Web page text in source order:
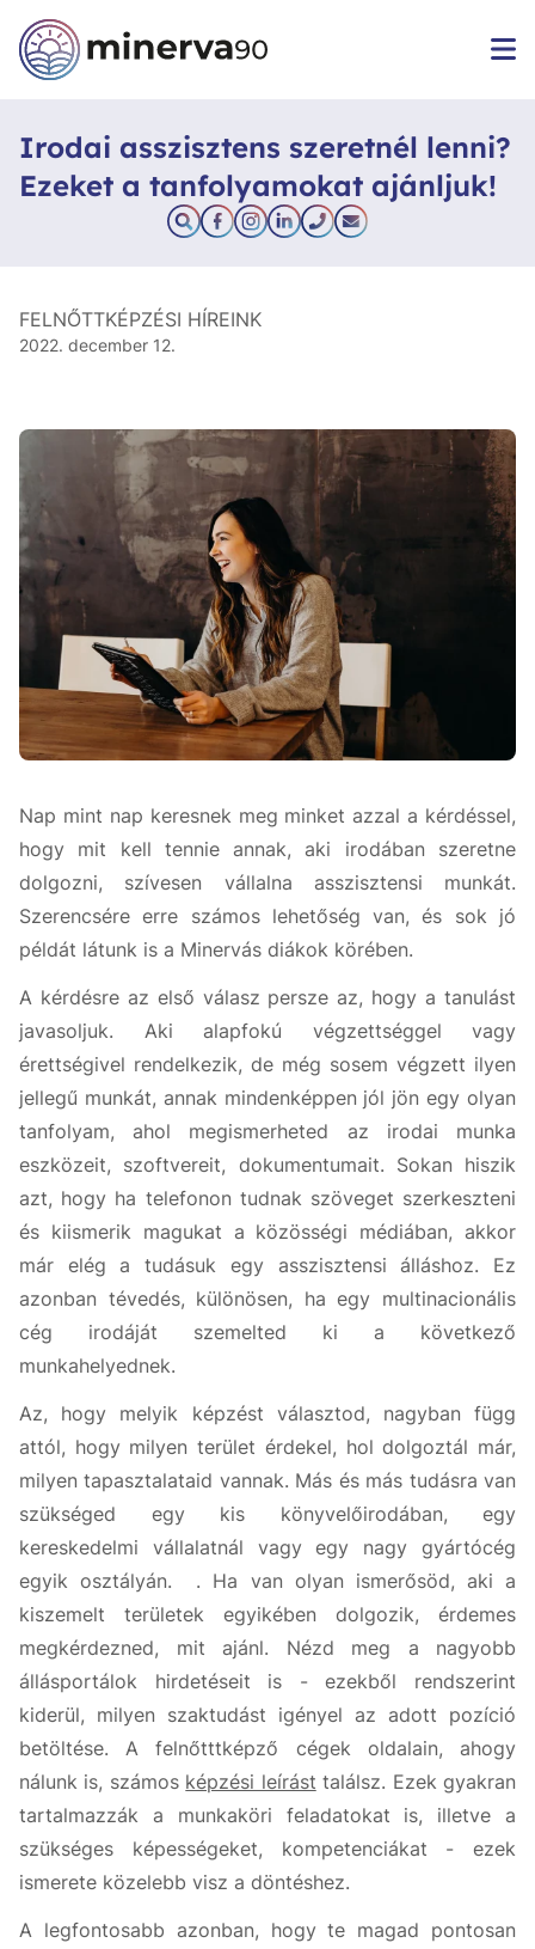
Irodai asszisztens szeretnél lenni?
Ezeket a tanfolyamokat ajánljuk!
FELNŐTTKÉPZÉSI HÍREINK
2022. december 12.
Nap mint nap keresnek meg minket azzal a kérdéssel,
hogy mit kell tennie annak, aki irodában szeretne
dolgozni, szívesen vállalna asszisztensi munkát.
Szerencsére erre számos lehetőség van, és sok jó
példát látunk is a Minervás diákok körében.
A kérdésre az első válasz persze az, hogy a tanulást
javasoljuk. Aki alapfokú végzettséggel vagy
érettségivel rendelkezik, de még sosem végzett ilyen
jellegű munkát, annak mindenképpen jól jön egy olyan
tanfolyam, ahol megismerheted az irodai munka
eszközeit, szoftvereit, dokumentumait. Sokan hiszik
azt, hogy ha telefonon tudnak szöveget szerkeszteni
és kiismerik magukat a közösségi médiában, akkor
már elég a tudásuk egy asszisztensi álláshoz. Ez
azonban tévedés, különösen, ha egy multinacionális
cég irodáját szemelted ki a következő
munkahelyednek.
Az, hogy melyik képzést választod, nagyban függ
attól, hogy milyen terület érdekel, hol dolgoztál már,
milyen tapasztalataid vannak. Más és más tudásra van
szükséged egy kis könyvelőirodában, egy
kereskedelmi vállalatnál vagy egy nagy gyártócég
egyik osztályán. . Ha van olyan ismerősöd, aki a
kiszemelt területek egyikében dolgozik, érdemes
megkérdezned, mit ajánl. Nézd meg a nagyobb
állásportálok hirdetéseit is - ezekből rendszerint
kiderül, milyen szaktudást igényel az adott pozíció
betöltése. A felnőtttképző cégek oldalain, ahogy
nálunk is, számos képzési leírást találsz. Ezek gyakran
tartalmazzák a munkaköri feladatokat is, illetve a
szükséges képességeket, kompetenciákat - ezek
ismerete közelebb visz a döntéshez.
A legfontosabb azonban, hogy te magad pontosan